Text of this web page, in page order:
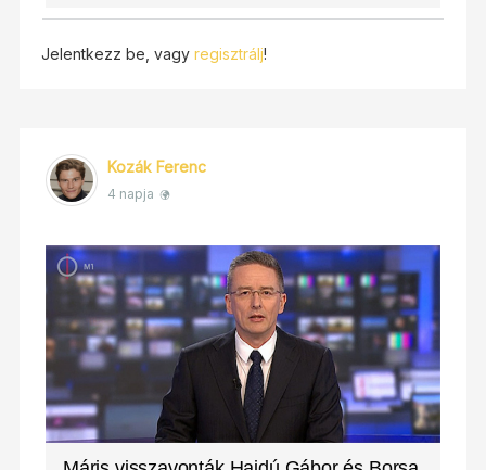
Jelentkezz be, vagy regisztrálj!
Kozák Ferenc
4 napja